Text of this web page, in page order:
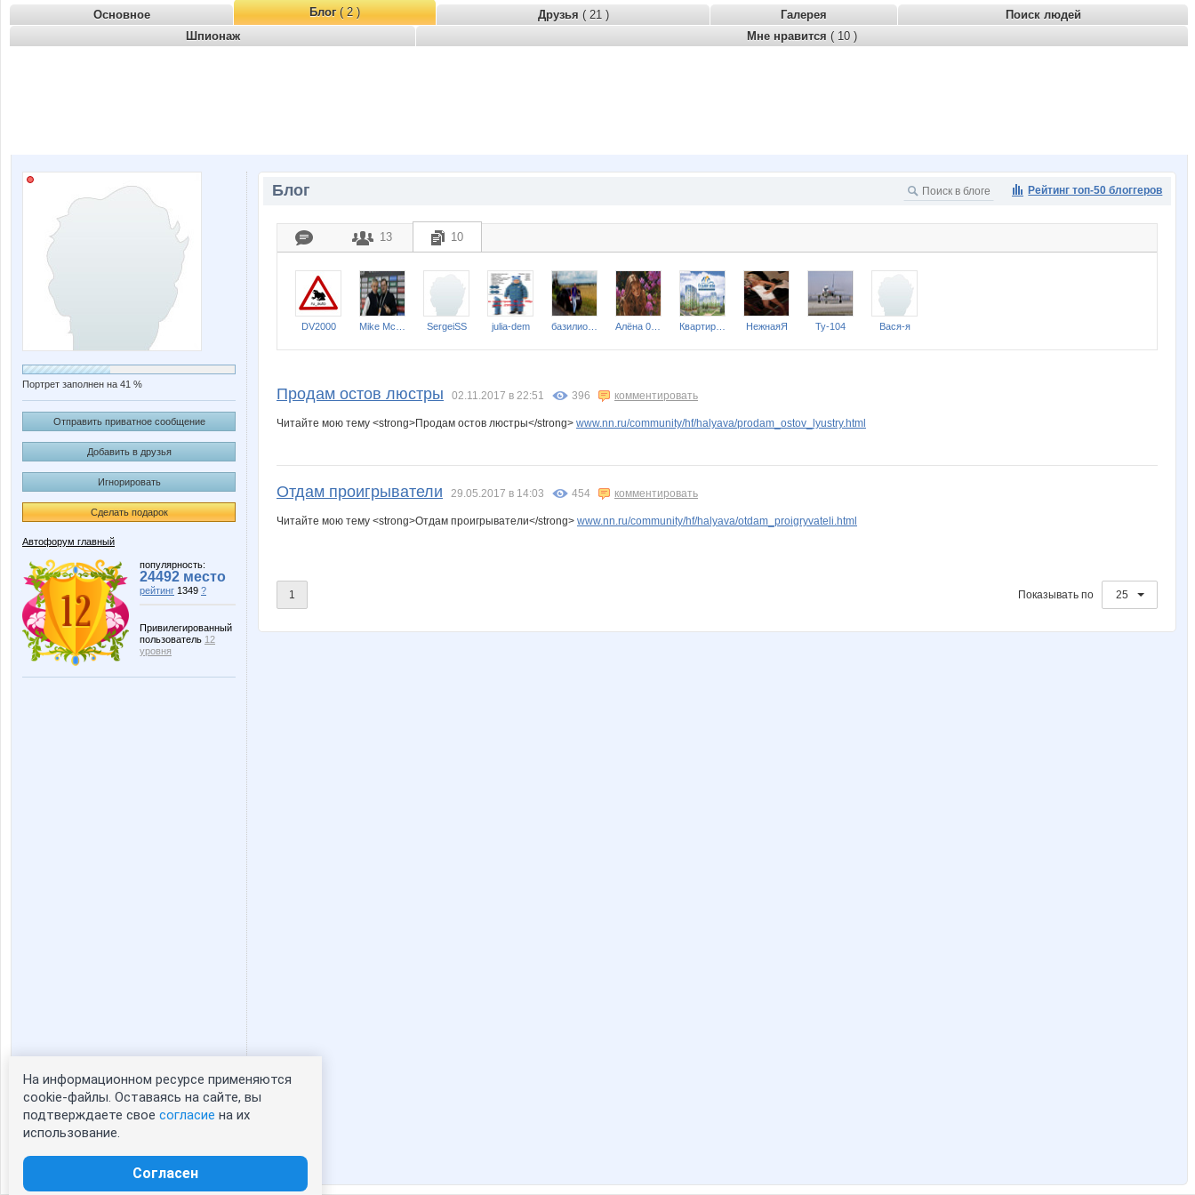
Основное Блог( 2 ) Друзья ( 21 ) Галерея
Поиск людей
Шпионаж
Мне нравится ( 10 )
Портрет заполнен на 41 %
Отправить приватное сообщение
Добавить в друзья
Игнорировать
Сделать подарок
Автофорум главный
популярность:
24492 место
рейтинг 1349 ?
Привилегированный
пользователь 12
уровня
Статистика портрета:
сейчас просматривают портрет - 0
зарегистрированные пользователи
Рейтинг топ-50 блоггеров
Блог
13 10
DV2000 SergeiSS julia-dem НежнаяЯ Ту-104 Вася-я
Продам остов люстры 02.11.2017 в 22:51 396 комментировать
Читайте мою тему <strong>Продам остов люстры</strong> www.nn.ru/community/hf/halyava/prodam_ostov_lyustry.html
Отдам проигрыватели 29.05.2017 в 14:03 454 комментировать
Читайте мою тему <strong>Отдам проигрыватели</strong> www.nn.ru/community/hf/halyava/otdam_proigryvateli.html
1 25
Показывать по
На информационном ресурсе применяются
cookie-файлы. Оставаясь на сайте, вы
подтверждаете свое согласие на их
использование.
Согласен